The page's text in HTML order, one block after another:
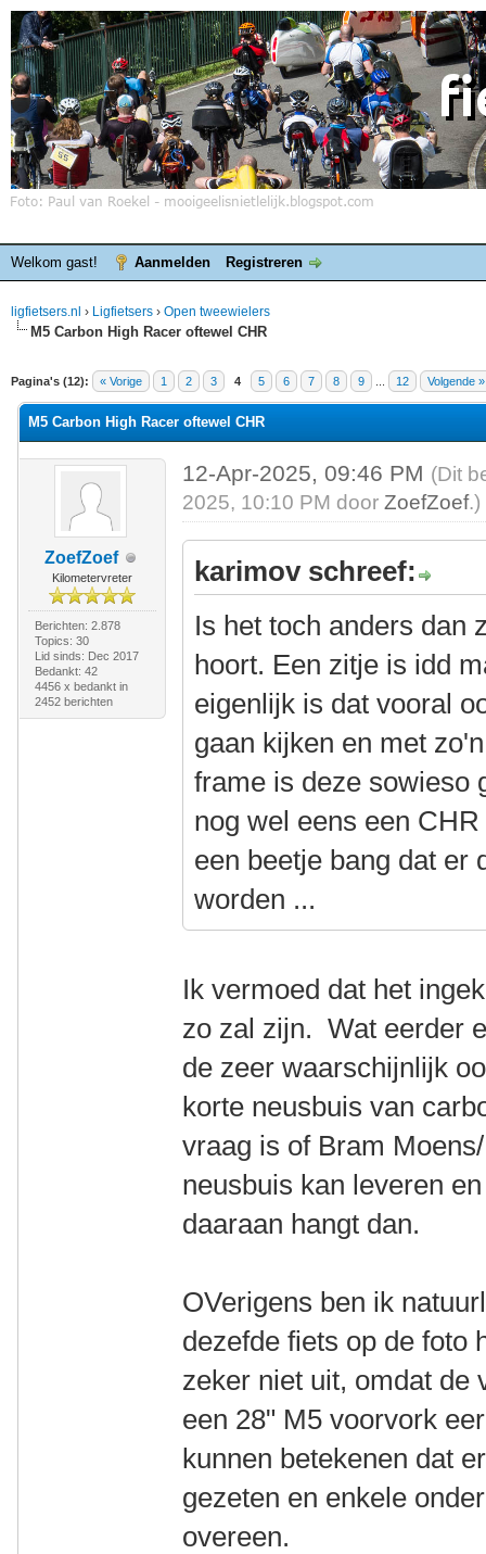
Welkom gast! Aanmelden Registreren
ligfietsers.nl › Ligfietsers › Open tweewielers
M5 Carbon High Racer oftewel CHR
Pagina's (12): « Vorige 1 2 3 4 5 6 7 8 9 12 Volgende »
waardering is 0
M5 Carbon High Racer oftewel CHR
ZoefZoef
Kilometervreter
Berichten: 2.878
Topics: 30
Lid sinds: Dec 2017
Bedankt: 42
4456 x bedankt in
2452 berichten
12-Apr-2025, 09:46 PM (Dit
2025, 10:10 PM doorZoefZoef.)
karimov schreef:
Is het toch anders dan
hoort. Een zitje is idd
eigenlijk is dat vooral
gaan kijken en met
frame is deze sowieso
nog wel eens een
een beetje bang dat er
worden ...
Ik vermoed dat het
zo zal zijn. Wat eerder
de zeer waarschijnlijk
korte neusbuis van
vraag is of Bram
neusbuis kan leveren
daaraan hangt dan.
OVerigens ben ik
dezefde fiets op de foto
zeker niet uit, omdat de
een 28" M5 voorvork
kunnen betekenen dat
gezeten en enkele
overeen.